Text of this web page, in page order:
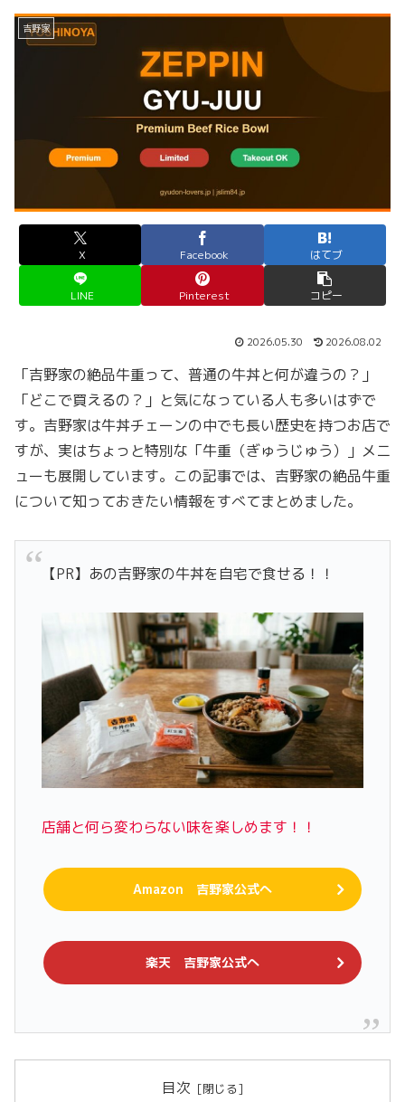
吉野家
X Facebook はてブ
LINE Pinterest コピー
2026.05.30 2026.08.02
「吉野家の絶品牛重って、普通の牛丼と何が違うの？」
「どこで買えるの？」と気になっている人も多いはずで
す。吉野家は牛丼チェーンの中でも長い歴史を持つお店で
すが、実はちょっと特別な「牛重（ぎゅうじゅう）」メニ
ューも展開しています。この記事では、吉野家の絶品牛重
について知っておきたい情報をすべてまとめました。
【PR】あの吉野家の牛丼を自宅で食せる！！
店舗と何ら変わらない味を楽しめます！！
Amazon 吉野家公式へ
楽天 吉野家公式へ
目次